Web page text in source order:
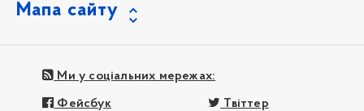
Мапа сайту
Ми у соціальних мережах:
Фейсбук Твіттер